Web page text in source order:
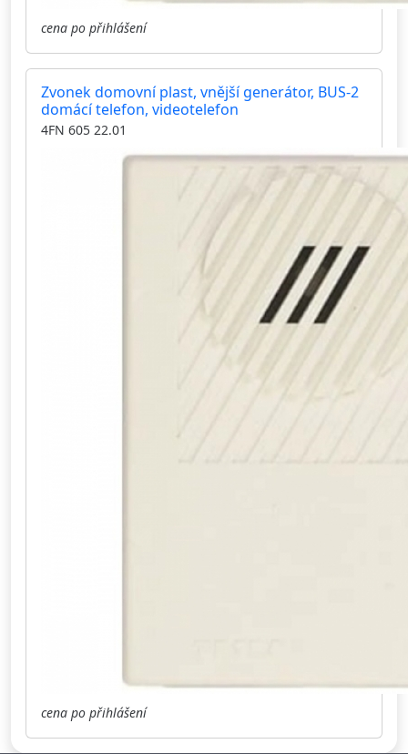
cena po přihlášení
Zvonek domovní plast, vnější generátor, BUS-2
domácí telefon, videotelefon
4FN 605 22.01
cena po přihlášení